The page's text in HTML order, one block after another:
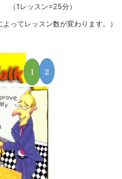
レッスン=25分）
てレッスン数が変わります。